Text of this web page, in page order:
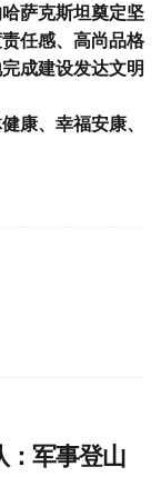
萨克斯坦奠定坚
任感、高尚品格
成建设发达文明
康、幸福安康、
：军事登山